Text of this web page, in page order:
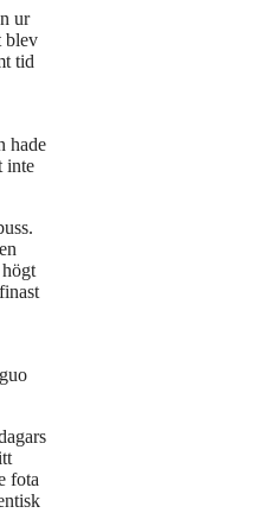
ur
blev
tid
hade
inte
fota